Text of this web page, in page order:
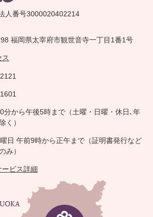
人番号3000020402214
福岡県太宰府市観世音寺一丁目1番1号
分から午後5時まで（土曜・日曜・休日､年
く）
日 午前9時から正午まで（証明書発行など
み）
ビス詳細